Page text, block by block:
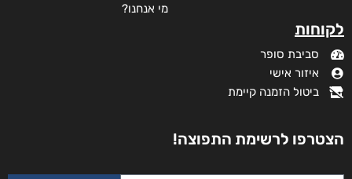
לקוחות
סביבת סופר
איזור אישי
ביטול הזמנה קיימת
מי אנחנו?
הצטרפו לרשימת התפוצה!